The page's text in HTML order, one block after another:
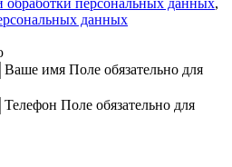
данных
Ваше имя Поле обязательно для
Телефон Поле обязательно для